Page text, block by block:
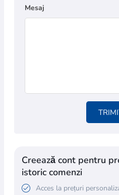
Mesaj
Creează cont pentru
istoric comenzi
Acces la prețuri